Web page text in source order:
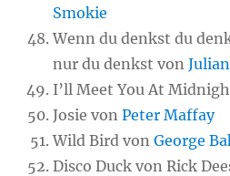
Smokie
Wenn du denkst du
nur du denkst von
I’ll Meet You At
Josie vonPeter Maffay
Wild Bird vonGeorge
Disco Duck von Rick